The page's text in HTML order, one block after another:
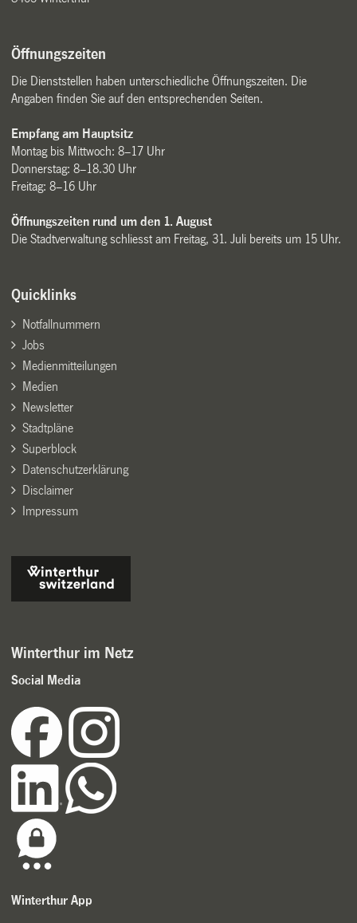
Öffnungszeiten
Die Dienststellen haben unterschiedliche Öffnungszeiten. Die
Angaben finden Sie auf den entsprechenden Seiten.
Empfang am Hauptsitz
Montag bis Mittwoch: 8–17 Uhr
Donnerstag: 8–18.30 Uhr
Freitag: 8–16 Uhr
Öffnungszeiten rund um den 1. August
Die Stadtverwaltung schliesst am Freitag, 31. Juli bereits um 15 Uhr.
Quicklinks
Notfallnummern
Jobs
Medienmitteilungen
Medien
Newsletter
Stadtpläne
Superblock
Datenschutzerklärung
Disclaimer
Impressum
Winterthur im Netz
Social Media
Winterthur App